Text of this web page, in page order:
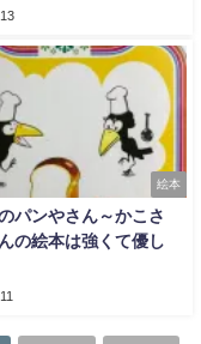
絵本
パンやさん～かこさ
の絵本は強くて優し